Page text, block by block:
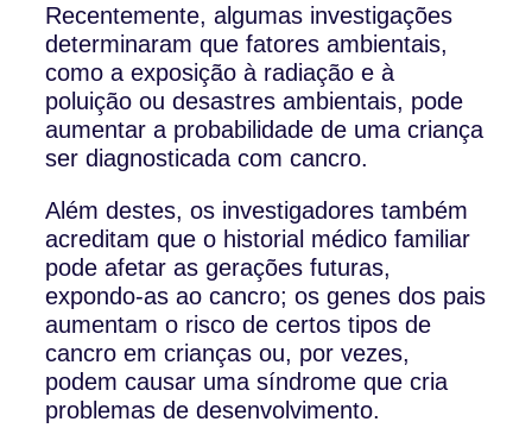
Recentemente, algumas investigações
determinaram que fatores ambientais,
como a exposição à radiação e à
poluição ou desastres ambientais, pode
aumentar a probabilidade de uma criança
ser diagnosticada com cancro.
Além destes, os investigadores também
acreditam que o historial médico familiar
pode afetar as gerações futuras,
expondo-as ao cancro; os genes dos pais
aumentam o risco de certos tipos de
cancro em crianças ou, por vezes,
podem causar uma síndrome que cria
problemas de desenvolvimento.